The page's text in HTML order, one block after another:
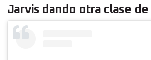
Jarvis dando otra clase